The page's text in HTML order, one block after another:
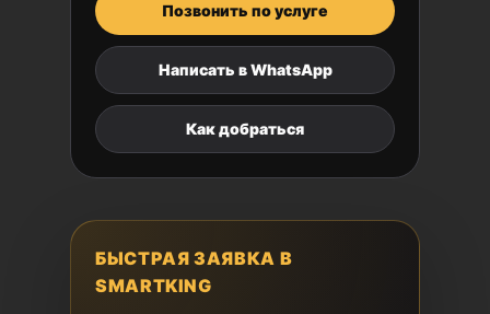
Позвонить по услуге
Написать в WhatsApp
Как добраться
БЫСТРАЯ ЗАЯВКА В
SMARTKING